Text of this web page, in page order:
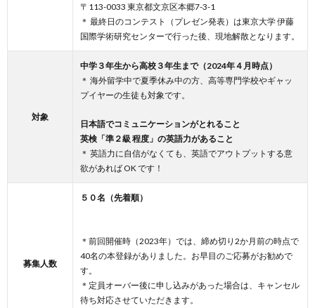
〒113-0033 東京都文京区本郷7-3-1
＊ 最終日のコンテスト（プレゼン発表）は東京大学 伊藤
国際学術研究センターで行った後、現地解散となります。
対象
中学３年生から高校３年生まで（2024年４月時点）
＊ 海外留学中で夏季休み中の方、高等専門学校やギャッ
プイヤーの生徒も対象です。
日本語でコミュニケーションがとれること
英検「準２級 程度」の英語力があること
＊ 英語力に自信がなくても、英語でアウトプットする意
欲があれば OK です！
募集人数
５０名（先着順）
＊前回開催時（2023年）では、締め切り2か月前の時点で
40名の本登録がありました。お早目のご応募がお勧めで
す。
＊定員オーバー後に申し込みがあった場合は、キャンセル
待ち対応させていただきます。